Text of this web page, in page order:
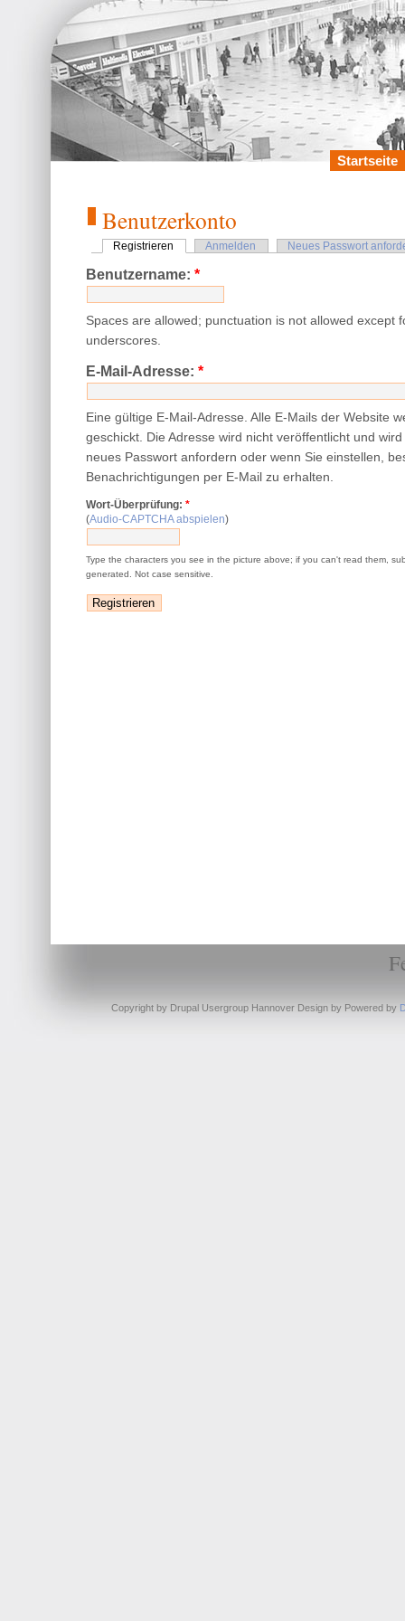
Startseite
Benutzerkonto
Registrieren Anmelden Neues Passwort
Benutzername:*
Spaces are allowed; punctuation is not allowed except
underscores.
E-Mail-Adresse:*
Eine gültige E-Mail-Adresse. Alle E-Mails der Website
geschickt. Die Adresse wird nicht veröffentlicht und
neues Passwort anfordern oder wenn Sie einstellen,
Benachrichtigungen per E-Mail zu erhalten.
Wort-Überprüfung:*
(Audio-CAPTCHA abspielen)
Type the characters you see in the picture above; if you can't read them,
generated. Not case sensitive.
Copyright by Drupal Usergroup Hannover Design by Powered by